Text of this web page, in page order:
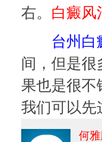
右。 白癜风
台州白
间，但是很
果也是很不
我们可以先
何